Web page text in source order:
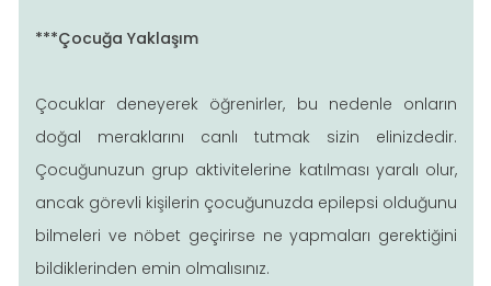
***Çocuğa Yaklaşım
Çocuklar deneyerek öğrenirler, bu nedenle onların
doğal meraklarını canlı tutmak sizin elinizdedir.
Çocuğunuzun grup aktivitelerine katılması yaralı olur,
ancak görevli kişilerin çocuğunuzda epilepsi olduğunu
bilmeleri ve nöbet geçirirse ne yapmaları gerektiğini
bildiklerinden emin olmalısınız.